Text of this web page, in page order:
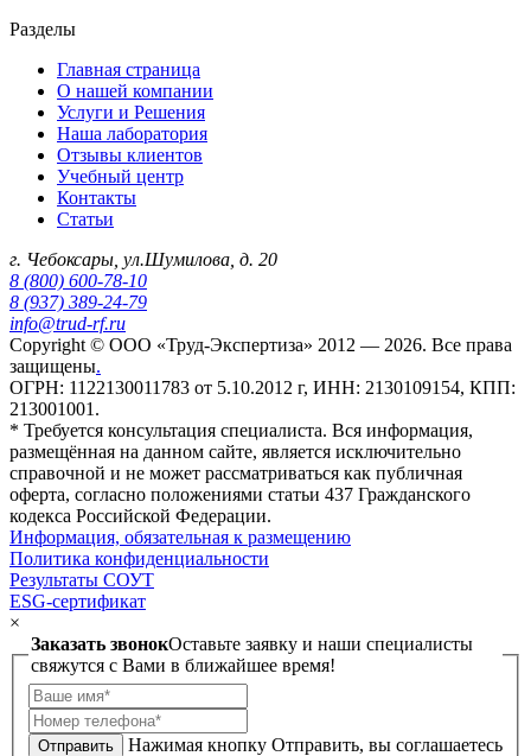
Разделы
Главная страница
О нашей компании
Услуги и Решения
Наша лаборатория
Отзывы клиентов
Учебный центр
Контакты
Статьи
г. Чебоксары, ул.Шумилова, д. 20
8 (800) 600-78-10
8 (937) 389-24-79
info@trud-rf.ru
Copyright © ООО «Труд-Экспертиза» 2012 — 2026. Все права
защищены.
ОГРН: 1122130011783 от 5.10.2012 г, ИНН: 2130109154, КПП:
213001001.
* Требуется консультация специалиста. Вся информация,
размещённая на данном сайте, является исключительно
справочной и не может рассматриваться как публичная
оферта, согласно положениями статьи 437 Гражданского
кодекса Российской Федерации.
Информация, обязательная к размещению
Политика конфиденциальности
Результаты СОУТ
ESG-сертификат
×
Заказать звонокОставьте заявку и наши специалисты
свяжутся с Вами в ближайшее время!
Отправить
Нажимая кнопку Отправить, вы соглашаетесь